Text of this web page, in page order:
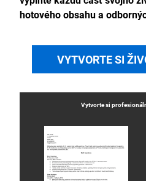
hotového obsahu a
VYTVORTE SI
Vytvorte si